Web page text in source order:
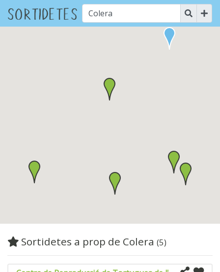
Sortidetes a prop de Colera (5)